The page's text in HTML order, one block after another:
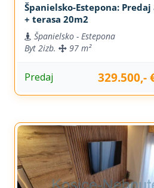
Španielsko-Estepona:
+ terasa 20m2
Španielsko - Estepona
Byt 2izb. 97 m²
Predaj 329.500,-